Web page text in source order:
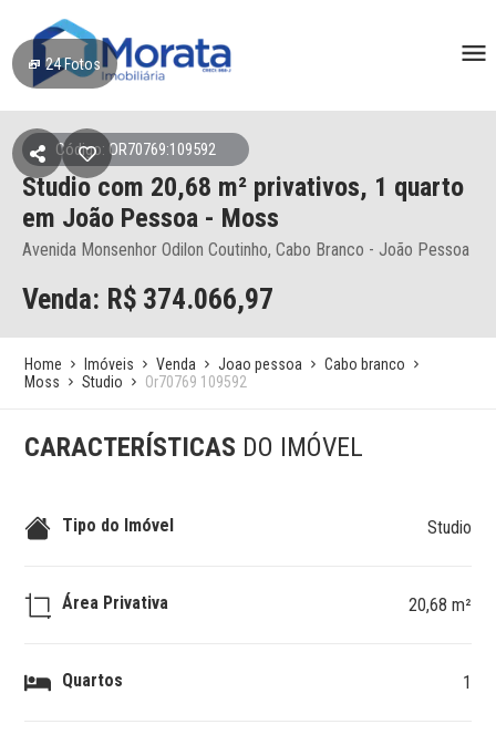
24Fotos
Código: OR70769:109592
Studio com 20,68 m² privativos, 1 quarto
em João Pessoa - Moss
Avenida Monsenhor Odilon Coutinho, Cabo Branco - João Pessoa
Venda: R$ 374.066,97
Home Imóveis Venda Joao pessoa
Cabo branco
Moss
Studio Or70769 109592
CARACTERÍSTICAS DO IMÓVEL
Tipo do Imóvel Studio
Área Privativa 20,68 m²
Quartos 1